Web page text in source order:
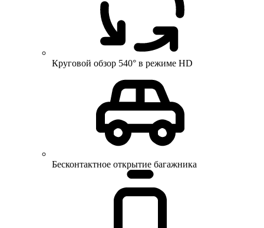
Круговой обзор 540° в режиме HD
Бесконтактное открытие багажника